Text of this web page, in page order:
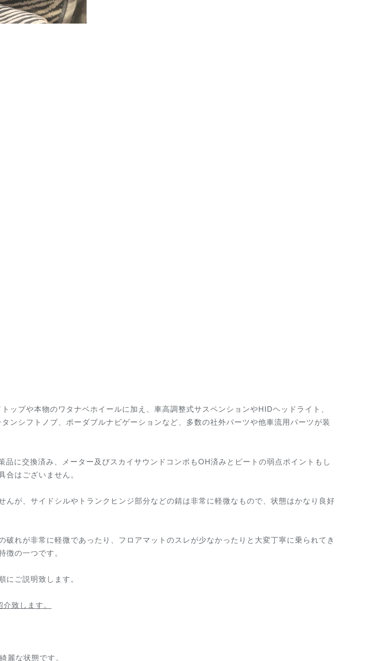
プや本物のワタナベホイールに加え、車高調整式サスペンションやHIDヘッドライト、
ンシフトノブ、ポーダブルナビゲーションなど、多数の社外パーツや他車流用パーツが装
に交換済み、メーター及びスカイサウンドコンポもOH済みとビートの弱点ポイントもし
はございません。
が、サイドシルやトランクヒンジ部分などの錆は非常に軽微なもので、状態はかなり良好
れが非常に軽微であったり、フロアマットのスレが少なかったりと大変丁寧に乗られてき
の一つです。
ご説明致します。
致します。
麗な状態です。